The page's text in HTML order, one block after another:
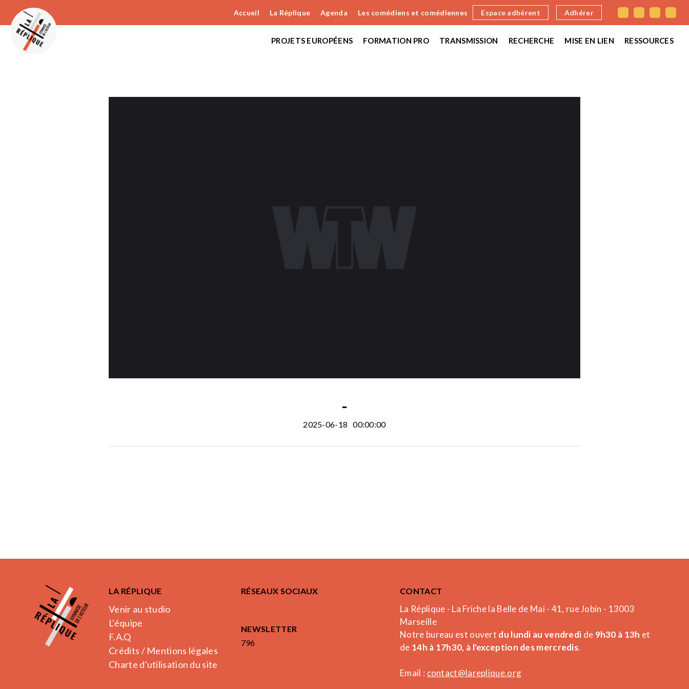
Accueil La Réplique Agenda Les comédiens et comédiennes Espace adhérent Adhérer
PROJETS EUROPÉENS FORMATION PRO TRANSMISSION RECHERCHE MISE EN LIEN RESSOURCES
-
2025-06-18 00:00:00
LA RÉPLIQUE
Venir au studio
L'équipe
F.A.Q
Crédits / Mentions légales
Charte d'utilisation du site
RÉSEAUX SOCIAUX
NEWSLETTER
796
CONTACT
La Réplique - La Friche la Belle de Mai - 41, rue Jobin - 13003
Marseille
Notre bureau est ouvert du lundi au vendredi de 9h30 à 13h et
de 14h à 17h30, à l'exception des mercredis.
Email : contact@lareplique.org